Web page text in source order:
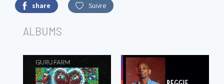
share Suivre
ALBUMS